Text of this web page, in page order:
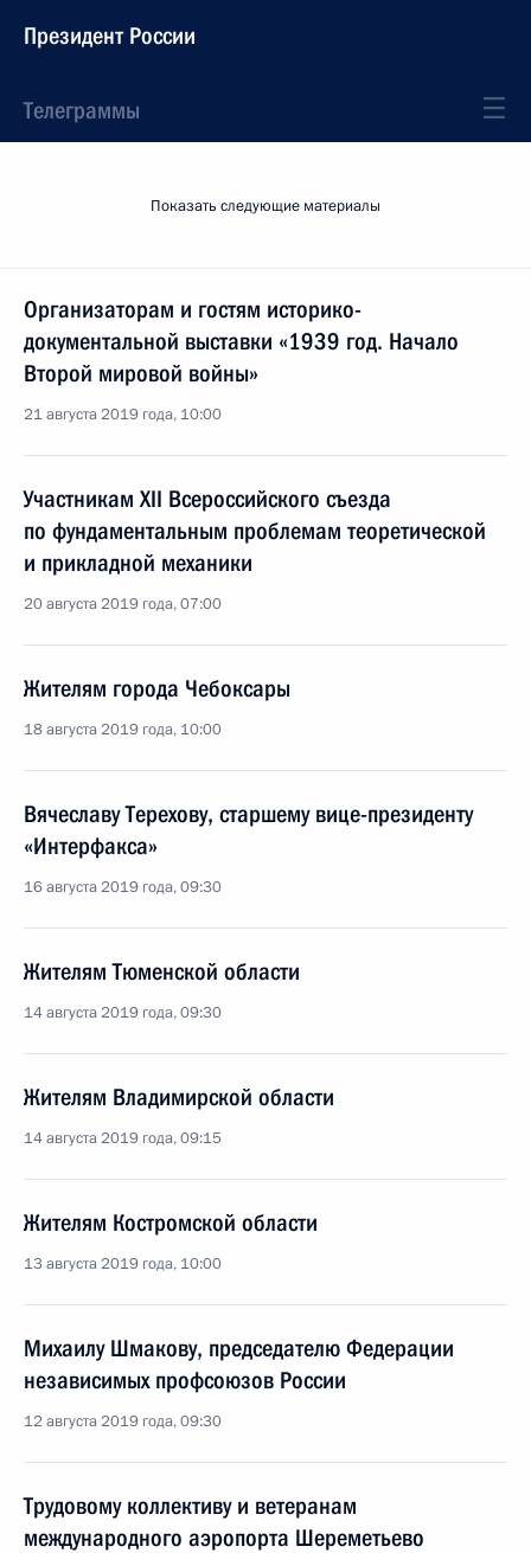
Президент России
Телеграммы
Показать следующие материалы
Организаторам и гостям историко-
документальной выставки «1939 год. Начало
Второй мировой войны»
21 августа 2019 года, 10:00
Участникам XII Всероссийского съезда
по фундаментальным проблемам теоретической
и прикладной механики
20 августа 2019 года, 07:00
Жителям города Чебоксары
18 августа 2019 года, 10:00
Вячеславу Терехову, старшему вице-президенту
«Интерфакса»
16 августа 2019 года, 09:30
Жителям Тюменской области
14 августа 2019 года, 09:30
Жителям Владимирской области
14 августа 2019 года, 09:15
Жителям Костромской области
13 августа 2019 года, 10:00
Михаилу Шмакову, председателю Федерации
независимых профсоюзов России
12 августа 2019 года, 09:30
Трудовому коллективу и ветеранам
международного аэропорта Шереметьево